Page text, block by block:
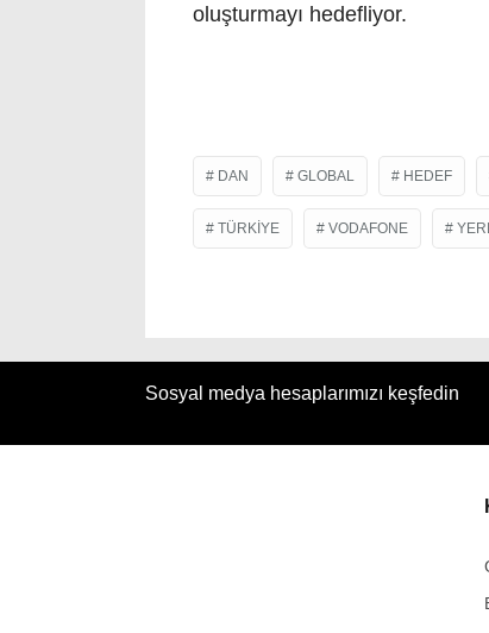
oluşturmayı hedefliyor.
DAN GLOBAL HEDEF
TÜRKIYE VODAFONE
Sosyal medya hesaplarımızı keşfedin